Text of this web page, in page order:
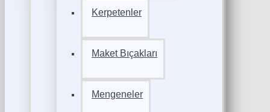
Kerpetenler
Maket Bıçakları
Mengeneler